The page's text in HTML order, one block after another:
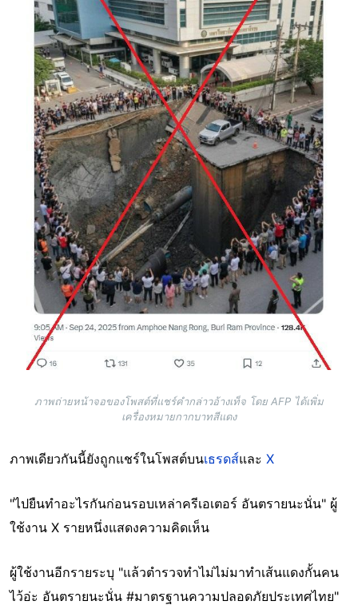
ภาพถ่ายหน้าจอของโพสต์ที่แชร์คำกล่าวอ้างเท็จ โดย AFP ได้เพิ่ม
เครื่องหมายกากบาทสีแดง
ภาพเดียวกันนี้ยังถูกแชร์ในโพสต์บนเธรดส์และ X
"ไปยืนทำอะไรกันก่อนรอบเหล่าครีเอเตอร์ อันตรายนะนั่น" ผู้
ใช้งาน X รายหนึ่งแสดงความคิดเห็น
ผู้ใช้งานอีกรายระบุ "แล้วตำรวจทำไม่ไม่มาทำเส้นแดงกั้นคน
ไว้อ่ะ อันตรายนะนั่น #มาตรฐานความปลอดภัยประเทศไทย"